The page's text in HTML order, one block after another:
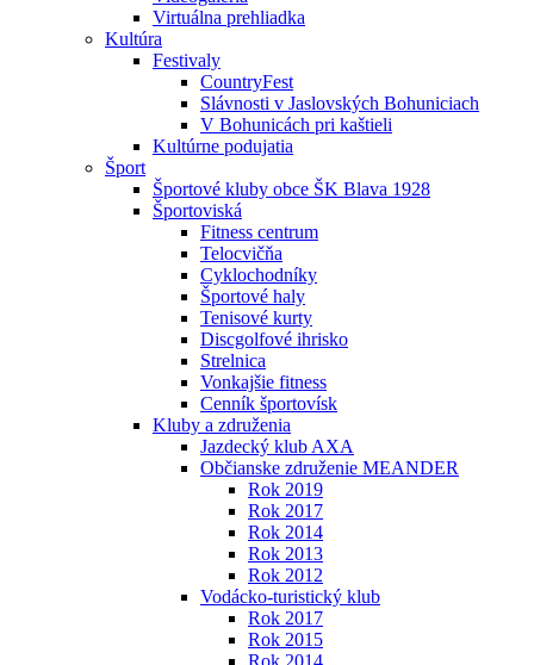
Virtuálna prehliadka
Kultúra
Festivaly
CountryFest
Slávnosti v Jaslovských Bohuniciach
V Bohunicách pri kaštieli
Kultúrne podujatia
Šport
Športové kluby obce ŠK Blava 1928
Športoviská
Fitness centrum
Telocvičňa
Cyklochodníky
Športové haly
Tenisové kurty
Discgolfové ihrisko
Strelnica
Vonkajšie fitness
Cenník športovísk
Kluby a združenia
Jazdecký klub AXA
Občianske združenie MEANDER
Rok 2019
Rok 2017
Rok 2014
Rok 2013
Rok 2012
Vodácko-turistický klub
Rok 2017
Rok 2015
Rok 2014